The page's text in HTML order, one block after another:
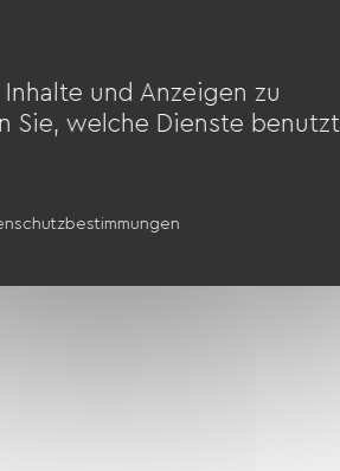
und Anzeigen zu
Sie, welche Dienste benutzt